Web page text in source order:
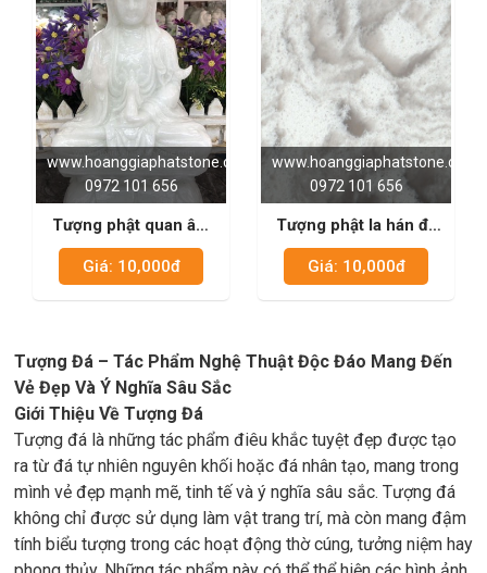
www.hoanggiaphatstone.com
0972 101 656
Tượng phật quan âm
đá trắng sữa 03
Giá: 10,000đ
www.hoanggiaphatstone.com
0972 101 656
Tượng phật la hán đá
trắng sữa 01
Giá: 10,000đ
Tượng Đá – Tác Phẩm Nghệ Thuật Độc Đáo Mang Đến
Vẻ Đẹp Và Ý Nghĩa Sâu Sắc
Giới Thiệu Về Tượng Đá
Tượng đá là những tác phẩm điêu khắc tuyệt đẹp được tạo
ra từ đá tự nhiên nguyên khối hoặc đá nhân tạo, mang trong
mình vẻ đẹp mạnh mẽ, tinh tế và ý nghĩa sâu sắc. Tượng đá
không chỉ được sử dụng làm vật trang trí, mà còn mang đậm
tính biểu tượng trong các hoạt động thờ cúng, tưởng niệm hay